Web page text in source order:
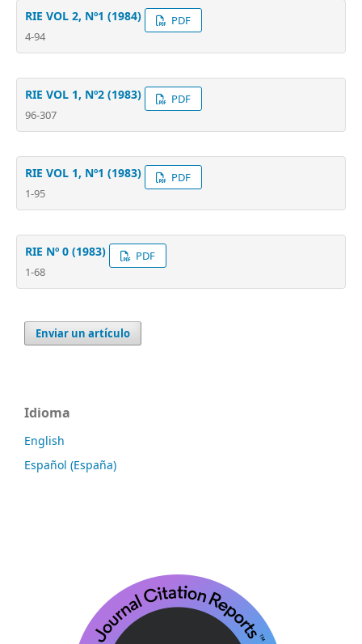
RIE VOL 2, Nº1 (1984)
4-94
PDF
RIE VOL 1, Nº2 (1983)
96-307
PDF
RIE VOL 1, Nº1 (1983)
1-95
PDF
RIE Nº 0 (1983)
1-68
PDF
Enviar un artículo
Idioma
English
Español (España)